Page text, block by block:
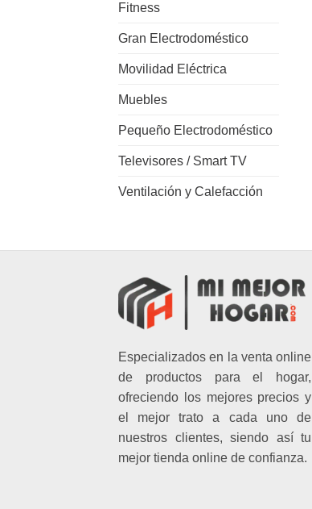
Fitness
Gran Electrodoméstico
Movilidad Eléctrica
Muebles
Pequeño Electrodoméstico
Televisores / Smart TV
Ventilación y Calefacción
Especializados en la venta online
de productos para el hogar,
ofreciendo los mejores precios y
el mejor trato a cada uno de
nuestros clientes, siendo así tu
mejor tienda online de confianza.